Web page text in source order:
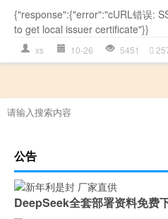
{"response":{"error":"cURL错误:
to get local issuer certificate"}}
xs 10-26 5451
公告
DeepSeek全套部署资料免费